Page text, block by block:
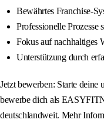
Bewährtes Franchise-
Professionelle Prozesse
Fokus auf nachhaltiges
Unterstützung durch
Jetzt bewerben: Starte deine
bewerbe dich als
deutschlandweit. Mehr